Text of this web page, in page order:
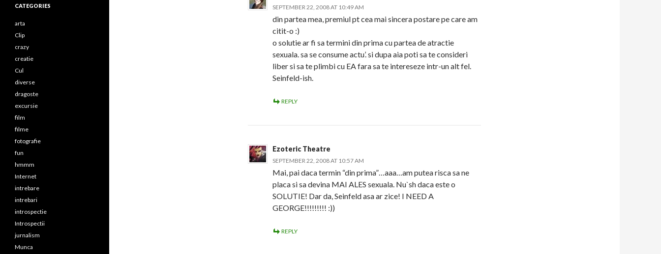
SEPTEMBER 22, 2008 AT 10:49 AM
din partea mea, premiul pt cea mai sincera postare pe care am
citit-o :)
o solutie ar fi sa termini din prima cu partea de atractie
sexuala. sa se consume actu’. si dupa aia poti sa te consideri
liber si sa te plimbi cu EA fara sa te intereseze intr-un alt fel.
Seinfeld-ish.
REPLY
Ezoteric Theatre
SEPTEMBER 22, 2008 AT 10:57 AM
Mai, pai daca termin “din prima”…aaa…am putea risca sa ne
placa si sa devina MAI ALES sexuala. Nu`sh daca este o
SOLUTIE! Dar da, Seinfeld asa ar zice! I NEED A
GEORGE!!!!!!!!! :))
REPLY
CATEGORIES
arta
Clip
crazy
creatie
Cul
diverse
dragoste
excursie
film
filme
fotografie
fun
hmmm
Internet
intrebare
intrebari
introspectie
Introspectii
jurnalism
Munca